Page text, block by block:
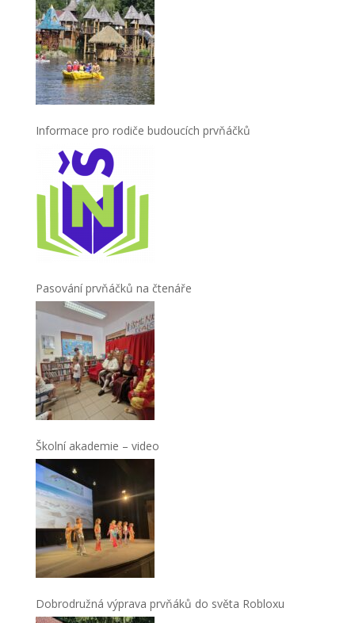
Informace pro rodiče budoucích prvňáčků
Pasování prvňáčků na čtenáře
Školní akademie – video
Dobrodružná výprava prvňáků do světa Robloxu